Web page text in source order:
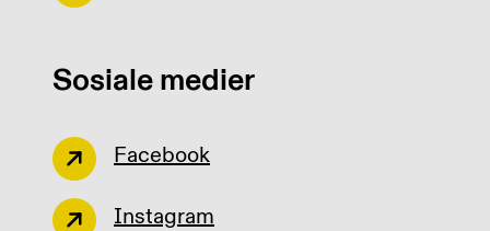
Sosiale medier
Facebook
Instagram